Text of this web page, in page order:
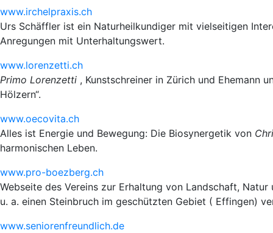
www.irchelpraxis.ch
Urs Schäffler ist ein Naturheilkundiger mit vielseitigen
Anregungen mit Unterhaltungswert.
www.lorenzetti.ch
Primo Lorenzetti , Kunstschreiner in Zürich und Ehemann
Hölzern“.
www.oecovita.ch
Alles ist Energie und Bewegung: Die Biosynergetik von
harmonischen Leben.
www.pro-boezberg.ch
Webseite des Vereins zur Erhaltung von Landschaft,
u. a. einen Steinbruch im geschützten Gebiet ( Effingen)
www.seniorenfreundlich.de